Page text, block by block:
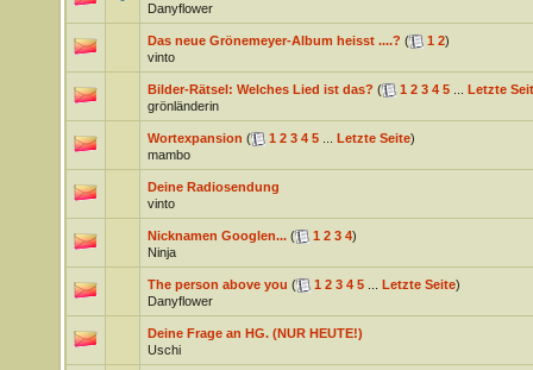
Danyflower
Das neue Grönemeyer-Album heisst ....? ( 1 2)
vinto
Bilder-Rätsel: Welches Lied ist das? ( 1 2 3 4 5... Letzte
grönländerin
Wortexpansion ( 1 2 3 4 5... Letzte Seite)
mambo
Deine Radiosendung
vinto
Nicknamen Googlen... ( 1 2 3 4)
Ninja
The person above you ( 1 2 3 4 5... Letzte Seite)
Danyflower
Deine Frage an HG. (NUR HEUTE!)
Uschi